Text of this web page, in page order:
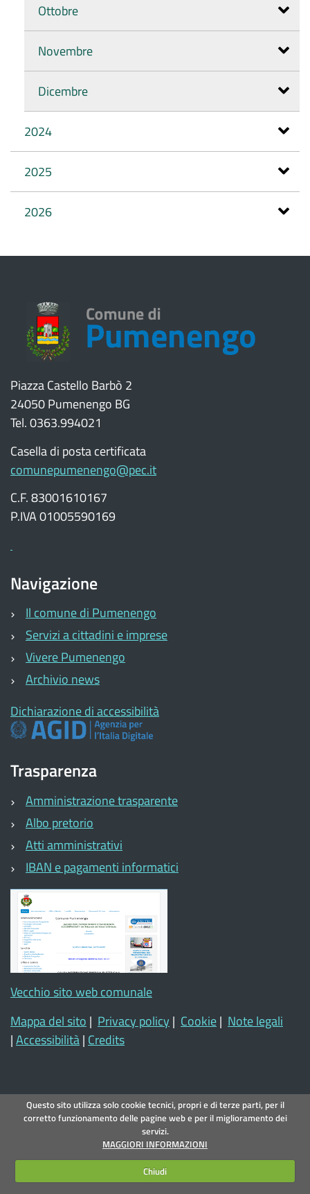
Ottobre
Novembre
Dicembre
2024
2025
2026
Piazza Castello Barbò 2
24050 Pumenengo BG
Tel. 0363.994021
Casella di posta certificata
comunepumenengo@pec.it
C.F. 83001610167
P.IVA 01005590169
Navigazione
Il comune di Pumenengo
Servizi a cittadini e imprese
Vivere Pumenengo
Archivio news
Dichiarazione di accessibilità
Trasparenza
Amministrazione trasparente
Albo pretorio
Atti amministrativi
IBAN e pagamenti informatici
Vecchio sito web comunale
Mappa del sito | Privacy policy | Cookie| Note legali
|Accessibilità| Credits
Questo sito utilizza solo cookie tecnici, propri e di terze parti, per il
corretto funzionamento delle pagine web e per il miglioramento dei
servizi.
MAGGIORI INFORMAZIONI
Chiudi